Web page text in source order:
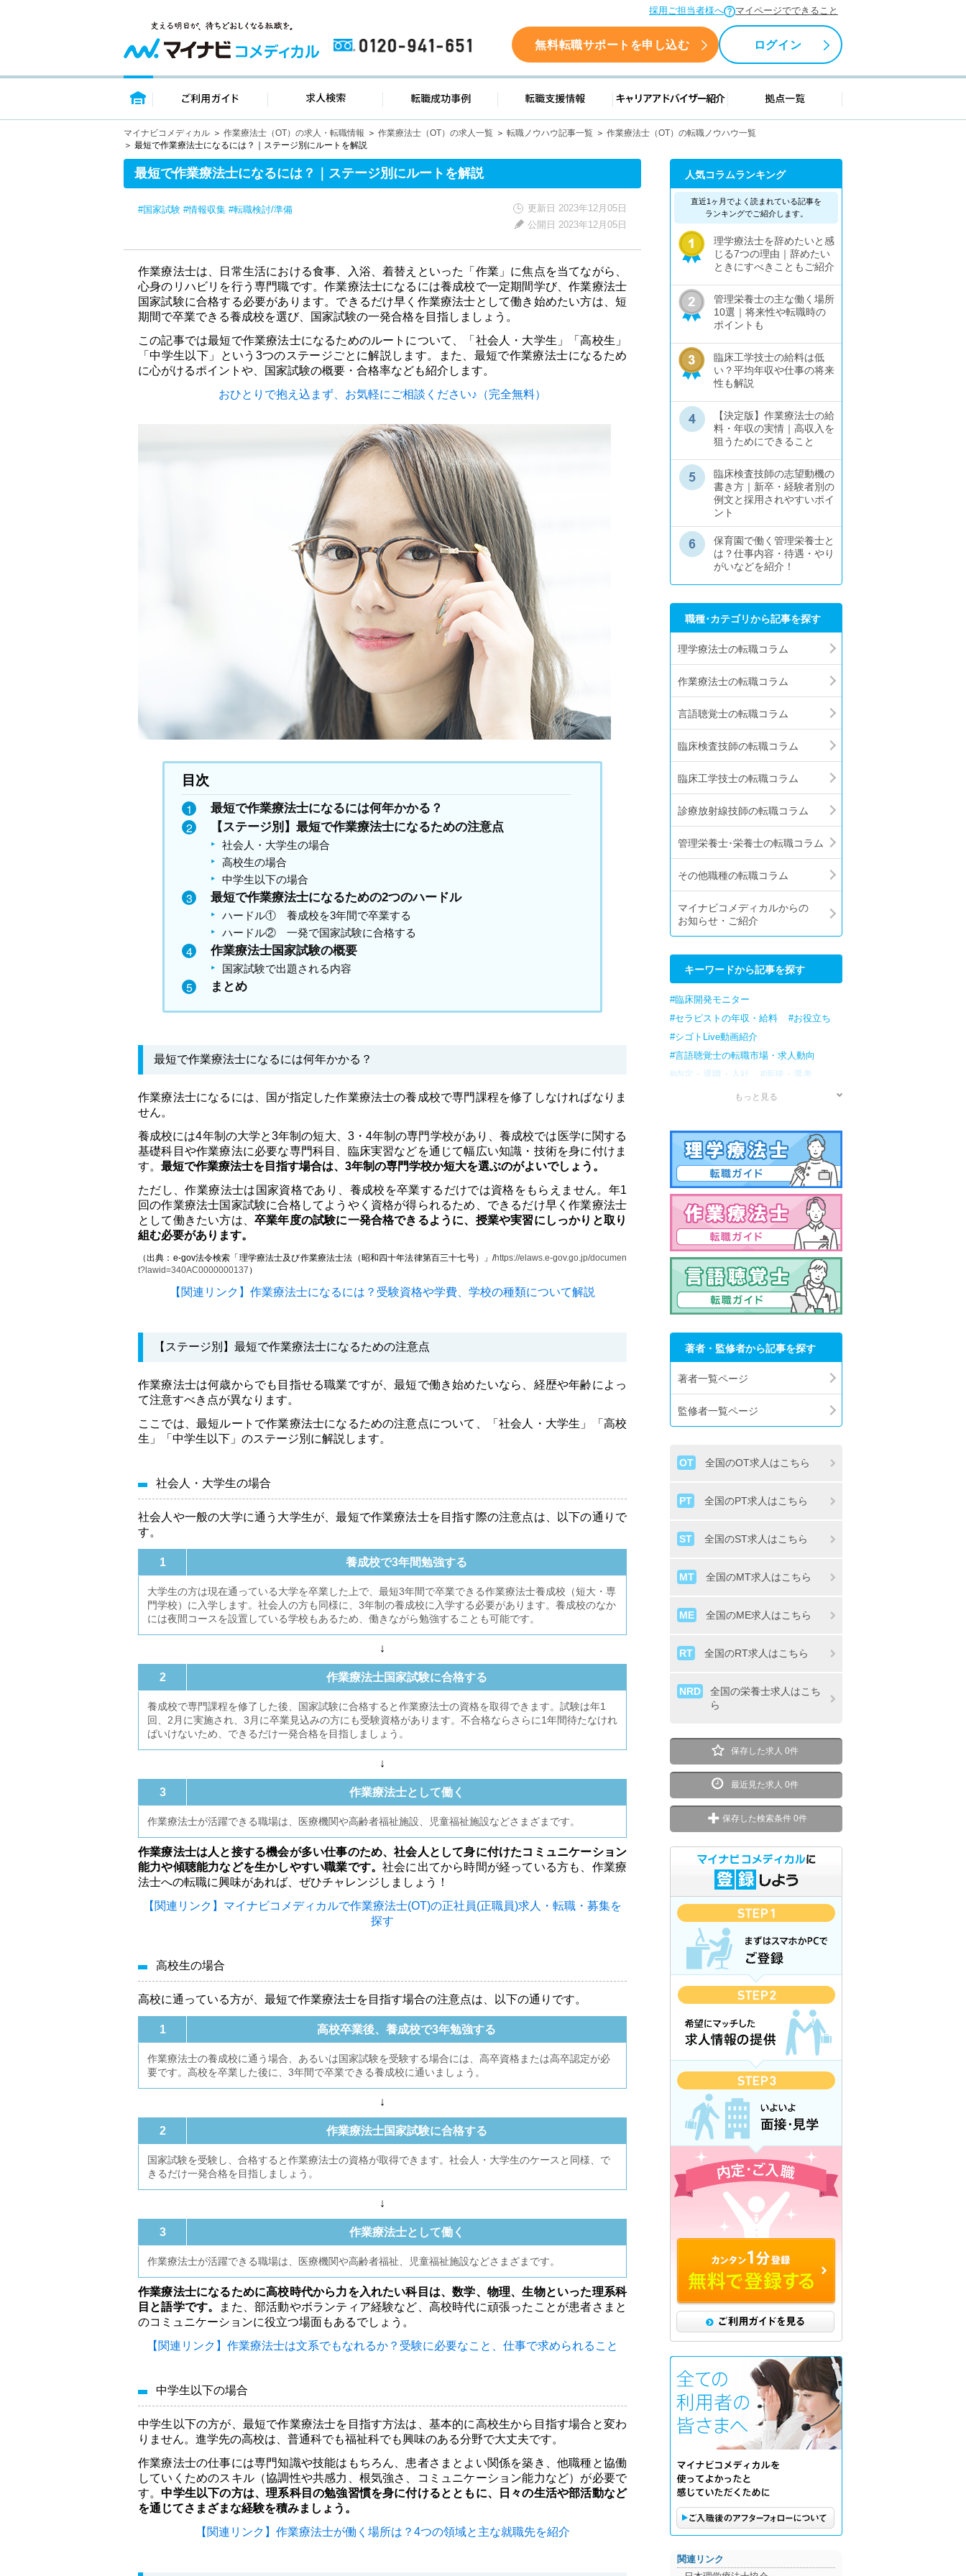
採用ご担当者様へ マイページでできること
0120-941-651 無料転職サポートを申し込む ログイン
トップページ ご利用ガイド 求人検索 転職成功事例 転職支援情報 キャリアアドバイザー紹介 拠点一覧
マイナビコメディカル 作業療法士（OT）の求人・転職情報 作業療法士（OT）の求人一覧 転職ノウハウ記事一覧
作業療法士（OT）の転職ノウハウ一覧
最短で作業療法士になるには？｜ステージ別にルートを解説
最短で作業療法士になるには？｜ステージ別にルートを解説
更新日 2023年12月05日
公開日 2023年12月05日
#国家試験 #情報収集 #転職検討/準備
作業療法士は、日常生活における食事、入浴、着替えといった「作業」に焦点を当てながら、
心身のリハビリを行う専門職です。作業療法士になるには養成校で一定期間学び、作業療法士
国家試験に合格する必要があります。できるだけ早く作業療法士として働き始めたい方は、短
期間で卒業できる養成校を選び、国家試験の一発合格を目指しましょう。
この記事では最短で作業療法士になるためのルートについて、「社会人・大学生」「高校生」
「中学生以下」という3つのステージごとに解説します。また、最短で作業療法士になるため
に心がけるポイントや、国家試験の概要・合格率なども紹介します。
おひとりで抱え込まず、 お気軽にご相談ください♪（完全無料）
目次
最短で作業療法士になるには何年かかる？
【ステージ別】最短で作業療法士になるための注意点
社会人・大学生の場合
高校生の場合
中学生以下の場合
最短で作業療法士になるための2つのハードル
ハードル① 養成校を3年間で卒業する
ハードル② 一発で国家試験に合格する
作業療法士国家試験の概要
国家試験で出題される内容
まとめ
最短で作業療法士になるには何年かかる？
作業療法士になるには、国が指定した作業療法士の養成校で専門課程を修了しなければなりま
せん。
養成校には4年制の大学と3年制の短大、3・4年制の専門学校があり、養成校では医学に関する
基礎科目や作業療法に必要な専門科目、臨床実習などを通じて幅広い知識・技術を身に付けま
す。 最短で作業療法士を目指す場合は、3年制の専門学校か短大を選ぶのがよいでしょう。
ただし、作業療法士は国家資格であり、養成校を卒業するだけでは資格をもらえません。年1
回の作業療法士国家試験に合格してようやく資格が得られるため、できるだけ早く作業療法士
として働きたい方は、 卒業年度の試験に一発合格できるように、授業や実習にしっかりと取り
組む必要があります。
（出典：e-gov法令検索「理学療法士及び作業療法士法（昭和四十年法律第百三十七号）」/https://elaws.e-gov.go.jp/documen
t?lawid=340AC0000000137 ）
【関連リンク】作業療法士になるには？ 受験資格や学費、学校の種類について解説
【ステージ別】最短で作業療法士になるための注意点
作業療法士は何歳からでも目指せる職業ですが、最短で働き始めたいなら、経歴や年齢によっ
て注意すべき点が異なります。
ここでは、最短ルートで作業療法士になるための注意点について、「社会人・大学生」「高校
生」「中学生以下」のステージ別に解説します。
社会人・大学生の場合
社会人や一般の大学に通う大学生が、最短で作業療法士を目指す際の注意点は、以下の通りで
す。
1 養成校で3年間勉強する
大学生の方は現在通っている大学を卒業した上で、最短3年間で卒業できる作業療法士養成校（短大・専
門学校）に入学します。社会人の方も同様に、3年制の養成校に入学する必要があります。養成校のなか
には夜間コースを設置している学校もあるため、働きながら勉強することも可能です。
↓
2 作業療法士国家試験に合格する
養成校で専門課程を修了した後、国家試験に合格すると作業療法士の資格を取得できます。試験は年1
回、2月に実施され、3月に卒業見込みの方にも受験資格があります。不合格ならさらに1年間待たなけれ
ばいけないため、できるだけ一発合格を目指しましょう。
↓
3 作業療法士として働く
作業療法士が活躍できる職場は、医療機関や高齢者福祉施設、児童福祉施設などさまざまです。
作業療法士は人と接する機会が多い仕事のため、社会人として身に付けたコミュニケーション
能力や傾聴能力などを生かしやすい職業です。社会に出てから時間が経っている方も、作業療
法士への転職に興味があれば、ぜひチャレンジしましょう！
【関連リンク】マイナビコメディカルで作業療法士(OT)の正社員(正職員)求人・転職・募集を
探す
高校生の場合
高校に通っている方が、最短で作業療法士を目指す場合の注意点は、以下の通りです。
1 高校卒業後、養成校で3年勉強する
作業療法士の養成校に通う場合、あるいは国家試験を受験する場合には、高卒資格または高卒認定が必
要です。高校を卒業した後に、3年間で卒業できる養成校に通いましょう。
↓
2 作業療法士国家試験に合格する
国家試験を受験し、合格すると作業療法士の資格が取得できます。社会人・大学生のケースと同様、で
きるだけ一発合格を目指しましょう。
↓
3 作業療法士として働く
作業療法士が活躍できる職場は、医療機関や高齢者福祉、児童福祉施設などさまざまです。
作業療法士になるために高校時代から力を入れたい科目は、数学、物理、生物といった理系科
目と語学です。
また、部活動やボランティア経験など、高校時代に頑張ったことが患者さまと
のコミュニケーションに役立つ場面もあるでしょう。
【関連リンク】作業療法士は文系でもなれるか？ 受験に必要なこと、仕事で求められること
中学生以下の場合
中学生以下の方が、最短で作業療法士を目指す方法は、基本的に高校生から目指す場合と変わ
りません。進学先の高校は、普通科でも福祉科でも興味のある分野で大丈夫です。
作業療法士の仕事には専門知識や技能はもちろん、患者さまとよい関係を築き、他職種と協働
していくためのスキル（協調性や共感力、根気強さ、コミュニケーション能力など）が必要で
す。中学生以下の方は、理系科目の勉強習慣を身に付けるとともに、日々の生活や部活動など
を通じてさまざまな経験を積みましょう。
【関連リンク】作業療法士が働く場所は？ 4つの領域と主な就職先を紹介
人気コラムランキング
直近1ヶ月でよく読まれている記事を
ランキングでご紹介します。
理学療法士を辞めたいと感
じる7つの理由｜辞めたい
ときにすべきこともご紹介
管理栄養士の主な働く場所
10選｜将来性や転職時の
ポイントも
臨床工学技士の給料は低
い？平均年収や仕事の将来
性も解説
【決定版】作業療法士の給
料・年収の実情｜高収入を
狙うためにできること
臨床検査技師の志望動機の
書き方｜新卒・経験者別の
例文と採用されやすいポイ
ント
保育園で働く管理栄養士と
は？仕事内容・待遇・やり
がいなどを紹介！
職種･カテゴリから記事を探す
理学療法士の転職コラム
作業療法士の転職コラム
言語聴覚士の転職コラム
臨床検査技師の転職コラム
臨床工学技士の転職コラム
診療放射線技師の転職コラム
管理栄養士･栄養士の転職コラム
その他職種の転職コラム
マイナビコメディカルからの
お知らせ・ご紹介
キーワードから記事を探す
#臨床開発モニター
#セラピストの年収・給料
#お役立ち
#シゴトLive動画紹介
#言語聴覚士の転職市場・求人動向
#内定・退職・入社
#面接・選考
#書類準備
#転職検討/準備
#作業療法士の転職市場・求人動向
#理学療法士の転職市場・求人動向
#セラピストの転職市場・求人動向
#男性
#資格 #年収・給料
#病院
#アプリケーションスペシャリスト
#治験コーディネーター
#訪問リハビリ
#資格試験
#保育園
#クリニック
#転職ノウハウ
#女性の転職
#国家試験 #薬局
もっと見る
著者・監修者から記事を探す
著者一覧ページ
監修者一覧ページ
OT 全国のOT求人はこちら
PT 全国のPT求人はこちら
ST 全国のST求人はこちら
MT 全国のMT求人はこちら
ME 全国のME求人はこちら
RT 全国のRT求人はこちら
NRD
全国の栄養士求人はこち
ら
関連リンク